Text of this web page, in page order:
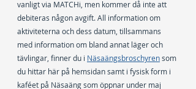
vanligt via MATCHi, men kommer då inte att
debiteras någon avgift. All information om
aktiviteterna och dess datum, tillsammans
med information om bland annat läger och
tävlingar, finner du i Näsaängsbroschyren som
du hittar här på hemsidan samt i fysisk form i
kaféet på Näsaäng som öppnar under maj